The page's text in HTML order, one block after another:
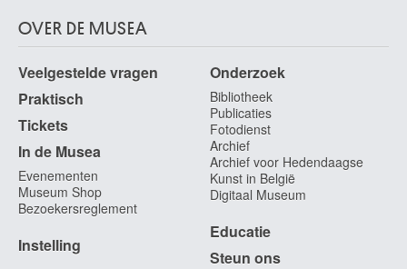
OVER DE MUSEA
Veelgestelde vragen
Praktisch
Tickets
In de Musea
Evenementen
Museum Shop
Bezoekersreglement
Instelling
Onderzoek
Bibliotheek
Publicaties
Fotodienst
Archief
Archief voor Hedendaagse
Kunst in België
Digitaal Museum
Educatie
Steun ons